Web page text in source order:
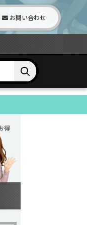
お問い合わせ
得